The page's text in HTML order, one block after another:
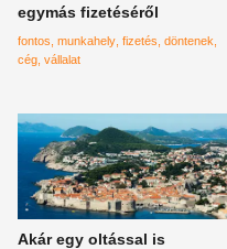
egymás fizetéséről
fontos munkahely fizetés döntenek
cég vállalat
Akár egy oltással is